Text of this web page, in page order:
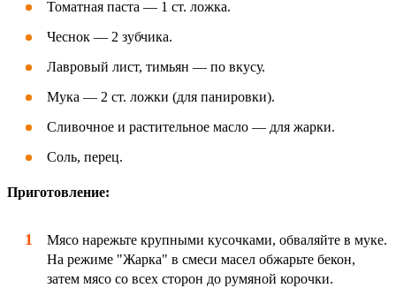
Томатная паста — 1 ст. ложка.
Чеснок — 2 зубчика.
Лавровый лист, тимьян — по вкусу.
Мука — 2 ст. ложки (для панировки).
Сливочное и растительное масло — для жарки.
Соль, перец.
Приготовление:
Мясо нарежьте крупными кусочками, обваляйте в муке.
На режиме "Жарка" в смеси масел обжарьте бекон,
затем мясо со всех сторон до румяной корочки.